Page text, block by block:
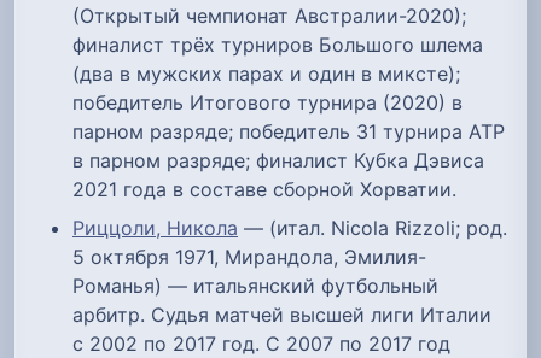
(Открытый чемпионат Австралии-2020);
финалист трёх турниров Большого шлема
(два в мужских парах и один в миксте);
победитель Итогового турнира (2020) в
парном разряде; победитель 31 турнира ATP
в парном разряде; финалист Кубка Дэвиса
2021 года в составе сборной Хорватии.
Риццоли, Никола — (итал. Nicola Rizzoli; род.
5 октября 1971, Мирандола, Эмилия-
Романья) — итальянский футбольный
арбитр. Судья матчей высшей лиги Италии
с 2002 по 2017 год. С 2007 по 2017 год